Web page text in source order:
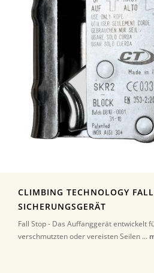
CLIMBING TECHNOLOGY
SICHERUNGSGERÄT
Fall Stop - Das Auffanggerät entwickelt
verschmutzten oder vereisten Seilen ...